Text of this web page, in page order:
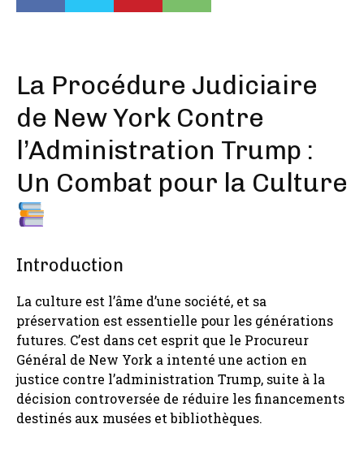
La Procédure Judiciaire
de New York Contre
l’Administration Trump :
Un Combat pour la Culture
Introduction
La culture est l’âme d’une société, et sa
préservation est essentielle pour les générations
futures. C’est dans cet esprit que le Procureur
Général de New York a intenté une action en
justice contre l’administration Trump, suite à la
décision controversée de réduire les financements
destinés aux musées et bibliothèques.